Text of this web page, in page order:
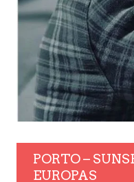
PORTO –
EUROPAS